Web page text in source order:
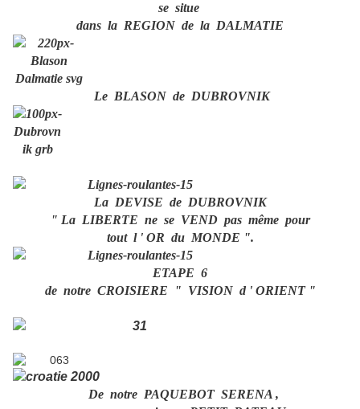
se situe
dans la REGION de la DALMATIE
Le BLASON de DUBROVNIK
La DEVISE de DUBROVNIK
" La LIBERTE ne se VEND pas même pour
tout l ' OR du MONDE ".
ETAPE 6
de notre CROISIERE " VISION d ' ORIENT "
De notre PAQUEBOT SERENA ,